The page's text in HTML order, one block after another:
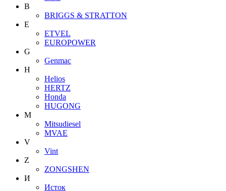
B
BRIGGS & STRATTON
E
ETVEL
EUROPOWER
G
Genmac
H
Helios
HERTZ
Honda
HUGONG
M
Mitsudiesel
MVAE
V
Vint
Z
ZONGSHEN
И
Исток